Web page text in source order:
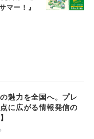
マー！』
魅力を全国へ。プレ
に広がる情報発信の